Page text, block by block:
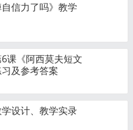
自信力了吗》教学
课《阿西莫夫短文
及参考答案
学设计、教学实录